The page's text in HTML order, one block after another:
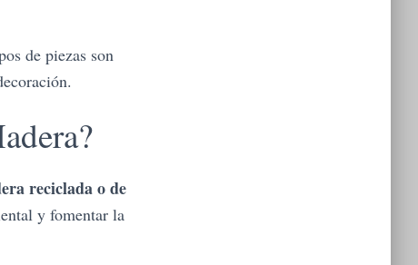
de piezas son
reciclada o de
y fomentar la